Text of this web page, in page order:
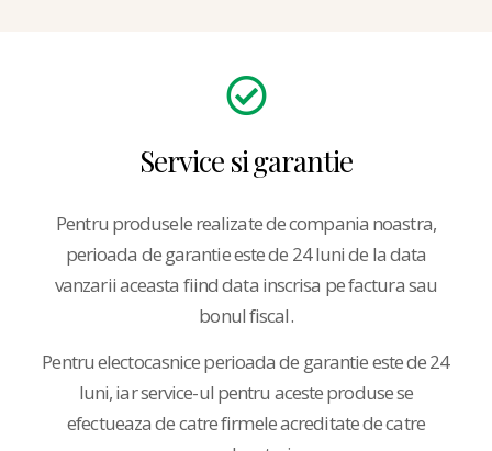
Service si garantie
Pentru produsele realizate de compania noastra,
perioada de garantie este de 24 luni de la data
vanzarii aceasta fiind data inscrisa pe factura sau
bonul fiscal.
Pentru electocasnice perioada de garantie este de 24
luni, iar service-ul pentru aceste produse se
efectueaza de catre firmele acreditate de catre